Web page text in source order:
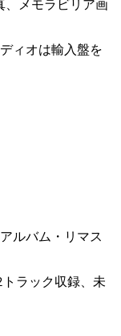
、メモラビリア画
ィオは輸入盤を
ルバム・リマス
ラック収録、未